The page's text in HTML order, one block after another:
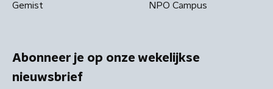
Gemist NPO Campus
Abonneer je op onze wekelijkse
nieuwsbrief